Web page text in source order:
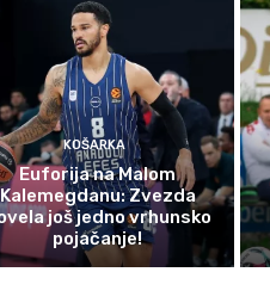
KOŠARKA
Euforija na Malom
Kalemegdanu: Zvezda
još jedno vrhunsko
pojačanje!